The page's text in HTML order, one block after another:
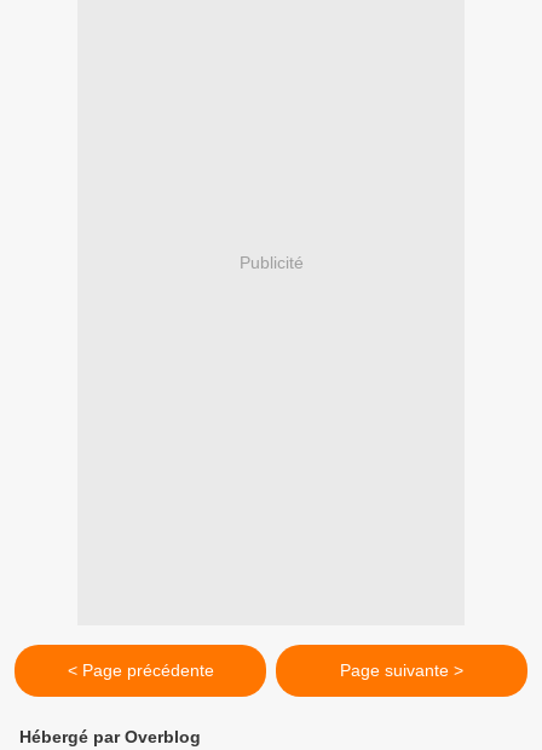
Publicité
< Page précédente Page suivante >
Hébergé par Overblog